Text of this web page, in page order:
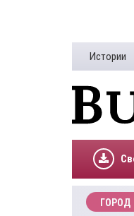
Истории
ГОРОД